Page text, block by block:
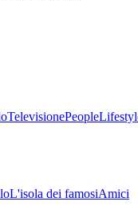
TelevisionePeople
L'isola dei famosiAmici